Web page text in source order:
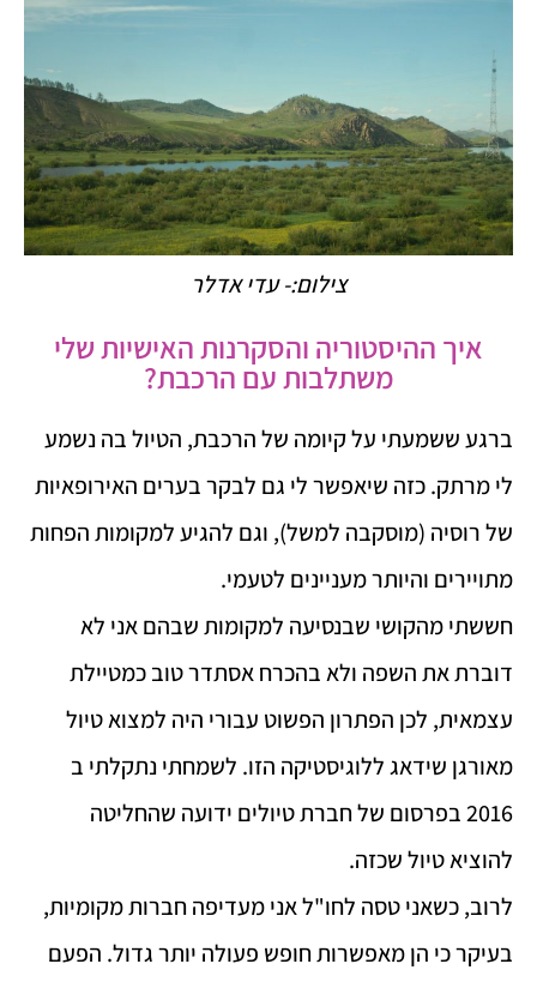
צילום:- עדי אדלר
איך ההיסטוריה והסקרנות האישיות שלי
משתלבות עם הרכבת?
ברגע ששמעתי על קיומה של הרכבת, הטיול בה נשמע
לי מרתק. כזה שיאפשר לי גם לבקר בערים האירופאיות
של רוסיה (מוסקבה למשל), וגם להגיע למקומות הפחות
מתויירים והיותר מעניינים לטעמי.
חששתי מהקושי שבנסיעה למקומות שבהם אני לא
דוברת את השפה ולא בהכרח אסתדר טוב כמטיילת
עצמאית, לכן הפתרון הפשוט עבורי היה למצוא טיול
מאורגן שידאג ללוגיסטיקה הזו. לשמחתי נתקלתי ב
2016 בפרסום של חברת טיולים ידועה שהחליטה
להוציא טיול שכזה.
לרוב, כשאני טסה לחו"ל אני מעדיפה חברות מקומיות,
בעיקר כי הן מאפשרות חופש פעולה יותר גדול. הפעם